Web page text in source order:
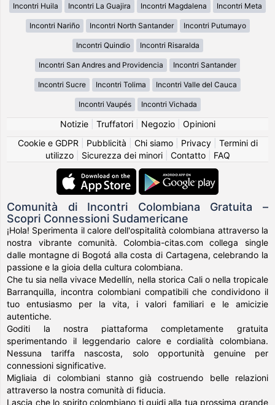
Incontri Huila Incontri La Guajira Incontri Magdalena Incontri Meta
Incontri Nariño Incontri North Santander Incontri Putumayo
Incontri Quindio Incontri Risaralda
Incontri San Andres and Providencia Incontri Santander
Incontri Sucre Incontri Tolima Incontri Valle del Cauca
Incontri Vaupés Incontri Vichada
Notizie| Truffatori| Negozio| Opinioni
Cookie e GDPR
Pubblicità Chi siamo| Privacy| Termini di
utilizzo| Sicurezza dei minori| Contatto| FAQ
Comunità di Incontri Colombiana Gratuita –
Scopri Connessioni Sudamericane
¡Hola! Sperimenta il calore dell'ospitalità colombiana attraverso la
nostra vibrante comunità. Colombia-citas.com collega single
dalle montagne di Bogotá alla costa di Cartagena, celebrando la
passione e la gioia della cultura colombiana.
Che tu sia nella vivace Medellín, nella storica Cali o nella tropicale
Barranquilla, incontra colombiani compatibili che condividono il
tuo entusiasmo per la vita, i valori familiari e le amicizie
autentiche.
Goditi la nostra piattaforma completamente gratuita
sperimentando il leggendario calore e cordialità colombiana.
Nessuna tariffa nascosta, solo opportunità genuine per
connessioni significative.
Migliaia di colombiani stanno già costruendo belle relazioni
attraverso la nostra comunità di fiducia.
Lascia che lo spirito colombiano ti guidi alla tua prossima grande